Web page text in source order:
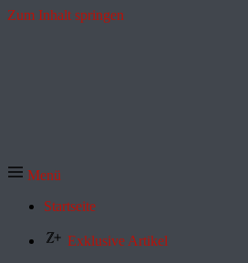
Zum Inhalt springen
Menü
Startseite
Exklusive Artikel